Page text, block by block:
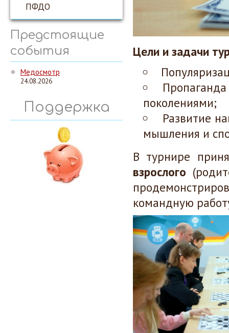
ПФДО
Предстоящие
события
Медосмотр
24.08.2026
Поддержка
Цели и задачи
поколениями;
Развитие
мышления и
В турнире
взрослого
командную